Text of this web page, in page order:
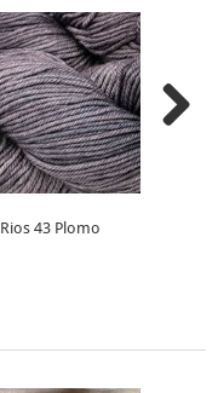
Rios 43 Plomo